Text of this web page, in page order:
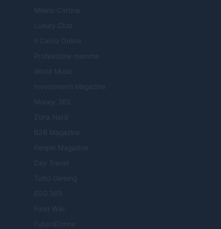
Milano Cortina
Luxury Club
Il Calcio Online
Professione mamma
World Music
Investimenti Magazine
Money 365
Zona Nerd
B2B Magazine
People Magazine
Day Travel
Tutto Gaming
ESG 365
Food Wiki
FuturoDonna